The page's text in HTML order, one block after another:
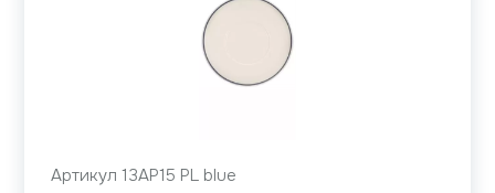
Артикул 13AP15 PL blue